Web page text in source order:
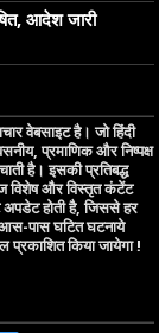
आदेश जारी
वेबसाइट है। जो हिंदी
प्रमाणिक और निष्पक्ष
है। इसकी प्रतिबद्ध
विशेष और विस्तृत कंटेंट
अपडेट होती है, जिससे हर
पास घटित घटनाये
किया जायेगा !